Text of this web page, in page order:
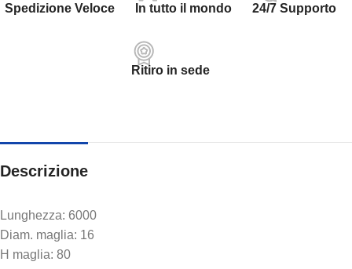
Spedizione Veloce In tutto il mondo 24/7 Supporto
Ritiro in sede
Descrizione
Lunghezza: 6000
Diam. maglia: 16
H maglia: 80